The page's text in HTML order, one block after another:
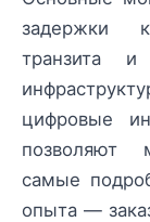
задержки
транзита
цифровые
позволяют
самые
опыта —